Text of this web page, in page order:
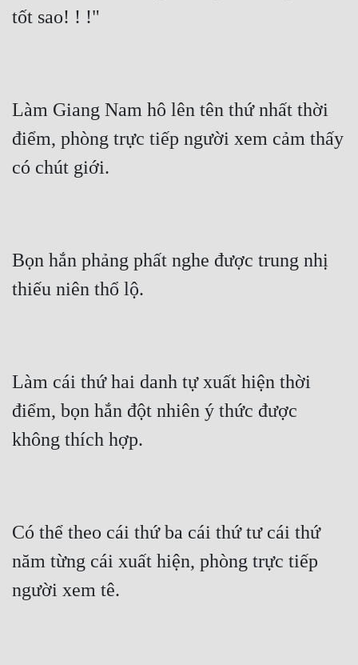
tốt sao! ! !"
Làm Giang Nam hô lên tên thứ nhất thời
điểm, phòng trực tiếp người xem cảm thấy
có chút giới.
Bọn hắn phảng phất nghe được trung nhị
thiếu niên thổ lộ.
Làm cái thứ hai danh tự xuất hiện thời
điểm, bọn hắn đột nhiên ý thức được
không thích hợp.
Có thể theo cái thứ ba cái thứ tư cái thứ
năm từng cái xuất hiện, phòng trực tiếp
người xem tê.